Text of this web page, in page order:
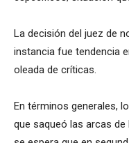
La decisión del juez de
instancia fue tendencia
oleada de críticas.
En términos generales,
que saqueó las arcas